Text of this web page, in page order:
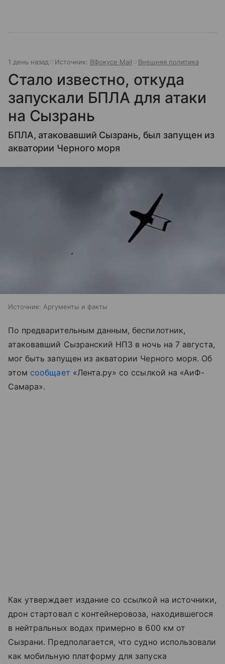
1 день назад Источник: ВФокусе Mail Внешняя политика
Стало известно, откуда
запускали БПЛА для атаки
на Сызрань
БПЛА, атаковавший Сызрань, был запущен из
акватории Черного моря
Источник: Аргументы и факты
По предварительным данным, беспилотник,
атаковавший Сызранский НПЗ в ночь на 7 августа,
мог быть запущен из акватории Черного моря. Об
этом сообщает «Лента.ру» со ссылкой на «АиФ-
Самара».
Как утверждает издание со ссылкой на источники,
дрон стартовал с контейнеровоза, находившегося
в нейтральных водах примерно в 600 км от
Сызрани. Предполагается, что судно использовали
как мобильную платформу для запуска